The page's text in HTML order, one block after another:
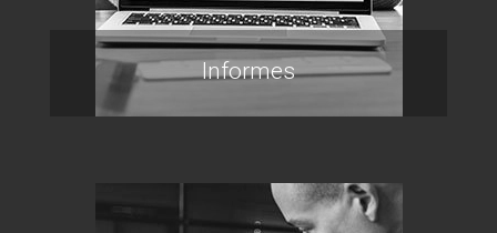
Informes